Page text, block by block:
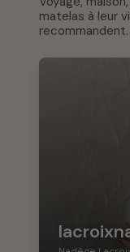
matelas à leur
recommandent.